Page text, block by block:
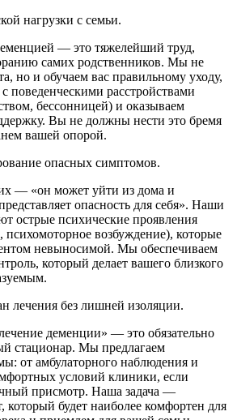
нагрузки с семьи.
— это тяжелейший труд,
самих родственников. Мы не
но и обучаем вас правильному уходу,
поведенческими расстройствами
бессонницей) и оказываем
Вы не должны нести это бремя
вашей опорой.
опасных симптомов.
— «он может уйти из дома и
опасность для себя». Наши
острые психические проявления
возбуждение), которые
невыносимой. Мы обеспечиваем
который делает вашего близкого
лечения без лишней изоляции.
деменции» — это обязательно
стационар. Мы предлагаем
от амбулаторного наблюдения и
условий клиники, если
присмотр. Наша задача —
который будет наиболее комфортен для